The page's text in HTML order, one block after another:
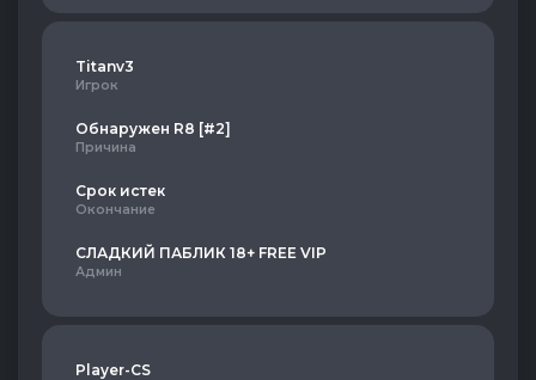
Titanv3
Игрок
Обнаружен R8 [#2]
Причина
Срок истек
Окончание
СЛАДКИЙ ПАБЛИК 18+ FREE VIP
Админ
Player-CS